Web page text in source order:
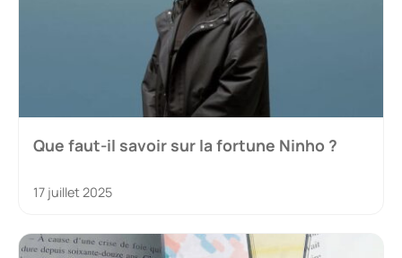
Que faut-il savoir sur la fortune Ninho ?
17 juillet 2025